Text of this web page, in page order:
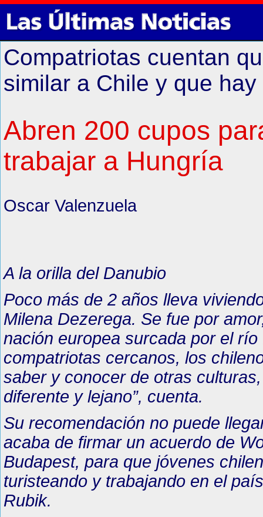
Compatriotas cuentan
similar a Chile y que
Abren 200 cupos
trabajar a Hungría
Oscar Valenzuela
A la orilla del Danubio
Poco más de 2 años lleva
Milena Dezerega. Se fue por
nación europea surcada por el
compatriotas cercanos, los
saber y conocer de otras
diferente y lejano”, cuenta.
Su recomendación no puede
acaba de firmar un acuerdo de
Budapest, para que jóvenes
turisteando y trabajando en el
Rubik.